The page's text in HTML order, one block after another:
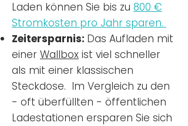
Laden können Sie bis zu 800 €
Stromkosten pro Jahr sparen.
Zeitersparnis: Das Aufladen mit
einer Wallbox ist viel schneller
als mit einer klassischen
Steckdose. Im Vergleich zu den
- oft überfüllten - öffentlichen
Ladestationen ersparen Sie sich